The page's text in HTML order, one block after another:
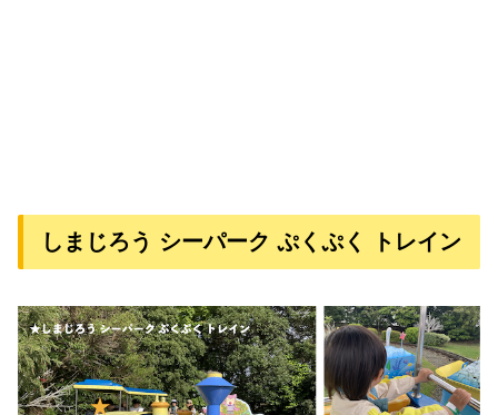
しまじろう シーパーク ぷくぷく トレイン